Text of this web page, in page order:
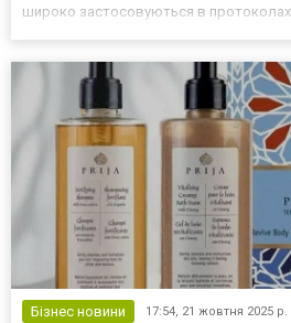
широко застосовуються в протоколах
Бізнес новини 17:54, 21 жовтня 2025 р.